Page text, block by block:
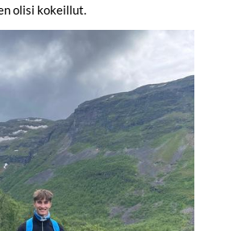
olisi kokeillut.